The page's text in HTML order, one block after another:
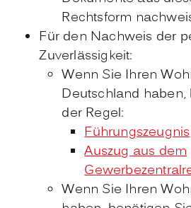
Rechtsform
Für den Nachweis der
Zuverlässigkeit:
Wenn Sie Ihren
Deutschland
der Regel:
Führungszeugnis
Auszug aus dem
Wenn Sie Ihren